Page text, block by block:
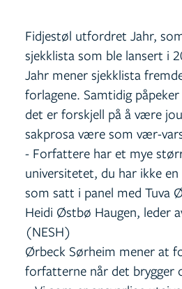
Fidjestøl utfordret Jahr,
sjekklista som ble lansert i
Jahr mener sjekklista
forlagene. Samtidig
det er forskjell på å være
sakprosa være som vær-
- Forfattere har et mye
universitetet, du har ikke
som satt i panel med Tuva
Heidi Østbø Haugen, leder
(NESH)
Ørbeck Sørheim mener at
forfatterne når det brygger